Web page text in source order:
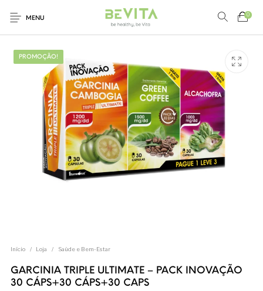
Alimentação
Saudável
Saúde e Bem-Estar
MENU
0
PROMOÇÃO!
Início / Loja / Saúde e Bem-Estar
GARCINIA TRIPLE ULTIMATE – PACK INOVAÇÃO
30 CÁPS+30 CÁPS+30 CAPS